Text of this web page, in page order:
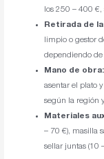
los 250 – 400 €,
Retirada de
limpio o gestor
dependiendo de
Mano de obra:
asentar el plato
según la región
Materiales
– 70 €), masilla
sellar juntas (10